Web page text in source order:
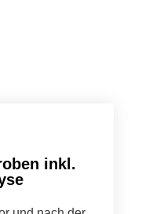
inkl.